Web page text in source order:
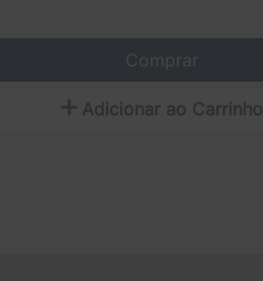
Comprar
Adicionar ao Carrinho